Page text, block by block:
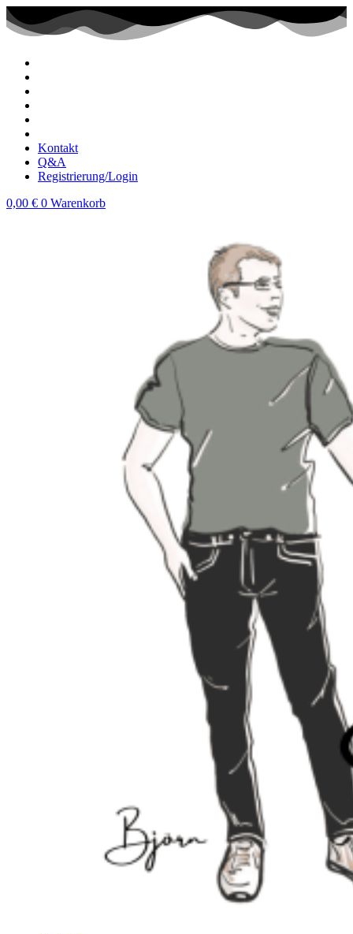
Zum
Inhalt
wechseln
Kontakt
Q&A
Registrierung/Login
0,00 € 0 Warenkorb